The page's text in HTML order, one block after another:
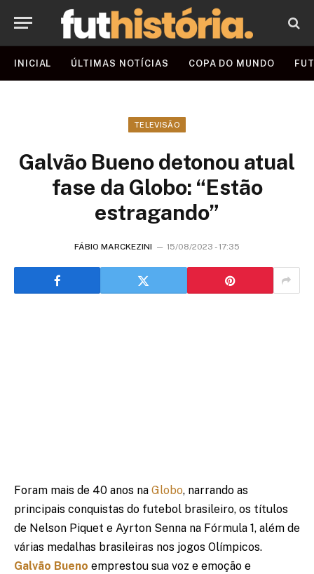
INICIAL ÚLTIMAS NOTÍCIAS COPA DO MUNDO
TELEVISÃO
Galvão Bueno detonou atual
fase da Globo: “Estão
estragando”
FÁBIO MARCKEZINI 15/08/2023 - 17:35
Foram mais de 40 anos na Globo, narrando as
principais conquistas do futebol brasileiro, os títulos
de Nelson Piquet e Ayrton Senna na Fórmula 1, além de
várias medalhas brasileiras nos jogos Olímpicos.
Galvão Bueno emprestou sua voz e emoção e